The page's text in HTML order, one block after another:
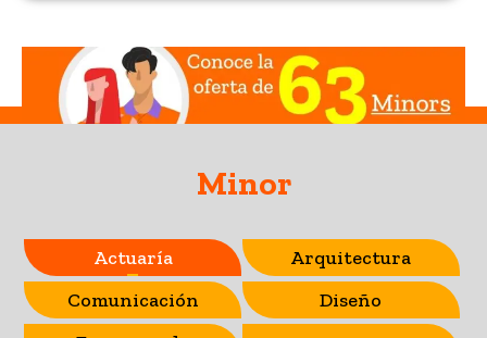
Minor
Actuaría
Arquitectura
Comunicación
Diseño